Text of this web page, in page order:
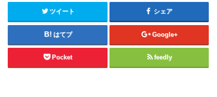
ツイート シェア
はてブ Google+
Pocket feedly